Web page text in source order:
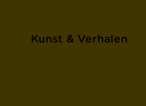
Kunst & Verhalen